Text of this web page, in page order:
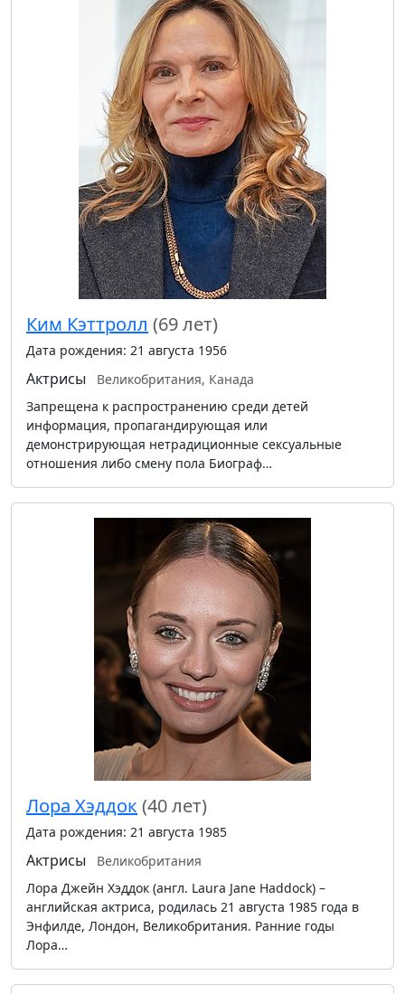
Ким Кэттролл (69 лет)
Дата рождения: 21 августа 1956
Актрисы
Великобритания, Канада
Запрещена к распространению среди детей
информация, пропагандирующая или
демонстрирующая нетрадиционные сексуальные
отношения либо смену пола Биограф…
Лора Хэддок (40 лет)
Дата рождения: 21 августа 1985
Актрисы
Великобритания
Лора Джейн Хэддок (англ. Laura Jane Haddock) –
английская актриса, родилась 21 августа 1985 года в
Энфилде, Лондон, Великобритания. Ранние годы
Лора…